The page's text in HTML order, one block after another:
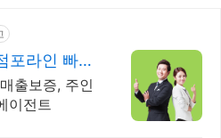
포라인 빠른
출보증, 주인
이전트